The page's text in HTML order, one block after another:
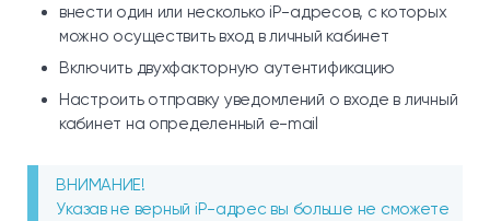
внести один или несколько iP-адресов, с которых
можно осуществить вход в личный кабинет
Включить двухфакторную аутентификацию
Настроить отправку уведомлений о входе в личный
кабинет на определенный e-mail
ВНИМАНИЕ!
Указав не верный iP-адрес вы больше не сможете